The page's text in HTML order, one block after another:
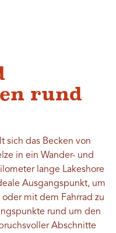
rund
sich das Becken von
in ein Wander- und
lange Lakeshore
Ausgangspunkt, um
oder mit dem Fahrrad zu
rund um den
Abschnitte